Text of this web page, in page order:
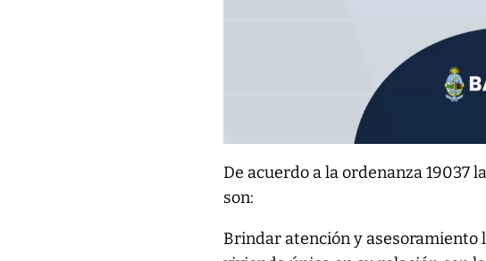
De acuerdo a la ordenanza 19037
son:
Brindar atención y asesoramiento